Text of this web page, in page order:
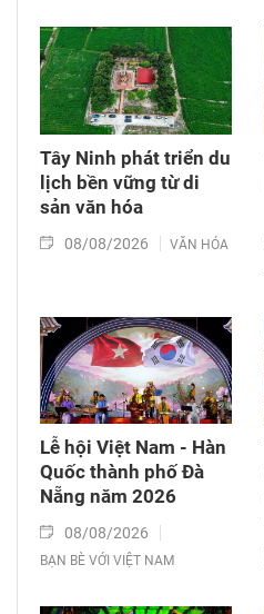
Tây Ninh phát triển du
lịch bền vững từ di
sản văn hóa
08/08/2026 VĂN HÓA
Lễ hội Việt Nam - Hàn
Quốc thành phố Đà
Nẵng năm 2026
08/08/2026
BẠN BÈ VỚI VIỆT NAM